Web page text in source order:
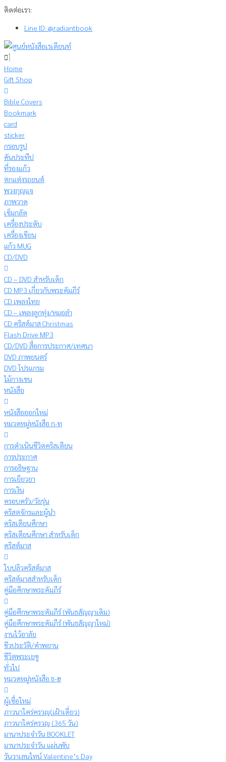
Skip
content
ติดต่อเรา:
Line ID: @radiantbook
Home
Gift Shop
Bible Covers
Bookmark
card
sticker
กรอบรูป
คันประทีป
ที่รองแก้ว
ตกแต่งรถยนต์
พวงกุญแจ
ภาพวาด
เข็มกลัด
เครื่องประดับ
เครื่องเขียน
แก้ว MUG
CD/DVD
CD – DVD สำหรับเด็ก
CD MP3 เกี่ยวกับพระคัมภีร์
CD เพลงไทย
CD – เพลงลูกทุ่ง/หมอลำ
CD คริสต์มาส Christmas
Flash Drive MP3
CD/DVD สื่อการประกาศ/เทศนา
DVD ภาพยนตร์
DVD โปรแกรม
ไม้กางเขน
หนังสือ
หนังสือออกใหม่
หมวดหมู่หนังสือ ก-ท
การดำเนินชีวิตคริสเตียน
การประกาศ
การอธิษฐาน
การเยียวยา
การเงิน
ครอบครัว/วัยรุ่น
คริสตจักรและผู้นำ
คริสเตียนศึกษา
คริสเตียนศึกษา สำหรับเด็ก
คริสต์มาส
ใบปลิวคริสต์มาส
คริสต์มาสสำหรับเด็ก
คู่มือศึกษาพระคัมภีร์
คู่มือศึกษาพระคัมภีร์ (พันธสัญญาเดิม)
คู่มือศึกษาพระคัมภีร์ (พันธสัญญาใหม่)
งานไว้อาลัย
ชีวประวัติ/คำพยาน
ชีวิตพระเยซู
ทั่วไป
หมวดหมู่หนังสือ ธ-ฮ
ผู้เชื่อใหม่
ภาวนาใคร่ครวญ(เฝ้าเดี่ยว)
ภาวนาใคร่ครวญ (365 วัน)
มานาประจำวัน BOOKLET
มานาประจำวัน แผ่นพับ
วันวาเลนไทน์ Valentine’s Day